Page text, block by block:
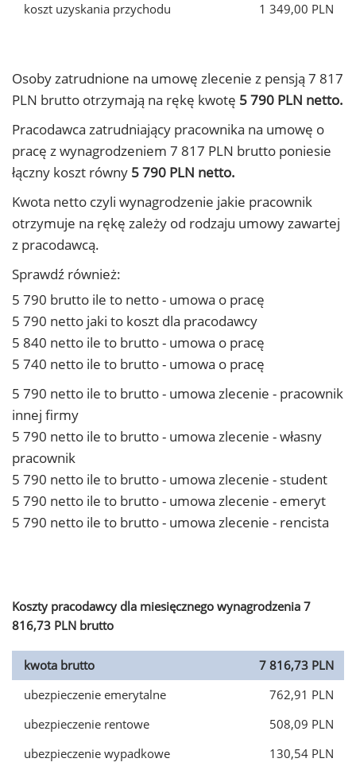
koszt uzyskania przychodu
1 349,00 PLN
Osoby zatrudnione na umowę zlecenie z pensją 7 817
PLN brutto otrzymają na rękę kwotę 5 790 PLN netto.
Pracodawca zatrudniający pracownika na umowę o
pracę z wynagrodzeniem 7 817 PLN brutto poniesie
łączny koszt równy 5 790 PLN netto.
Kwota netto czyli wynagrodzenie jakie pracownik
otrzymuje na rękę zależy od rodzaju umowy zawartej
z pracodawcą.
Sprawdź również:
5 790 brutto ile to netto - umowa o pracę
5 790 netto jaki to koszt dla pracodawcy
5 840 netto ile to brutto - umowa o pracę
5 740 netto ile to brutto - umowa o pracę
5 790 netto ile to brutto - umowa zlecenie - pracownik
innej firmy
5 790 netto ile to brutto - umowa zlecenie - własny
pracownik
5 790 netto ile to brutto - umowa zlecenie - student
5 790 netto ile to brutto - umowa zlecenie - emeryt
5 790 netto ile to brutto - umowa zlecenie - rencista
Koszty pracodawcy dla miesięcznego wynagrodzenia 7
816,73 PLN brutto
kwota brutto
7 816,73 PLN
ubezpieczenie emerytalne
762,91 PLN
ubezpieczenie rentowe
508,09 PLN
ubezpieczenie wypadkowe
130,54 PLN